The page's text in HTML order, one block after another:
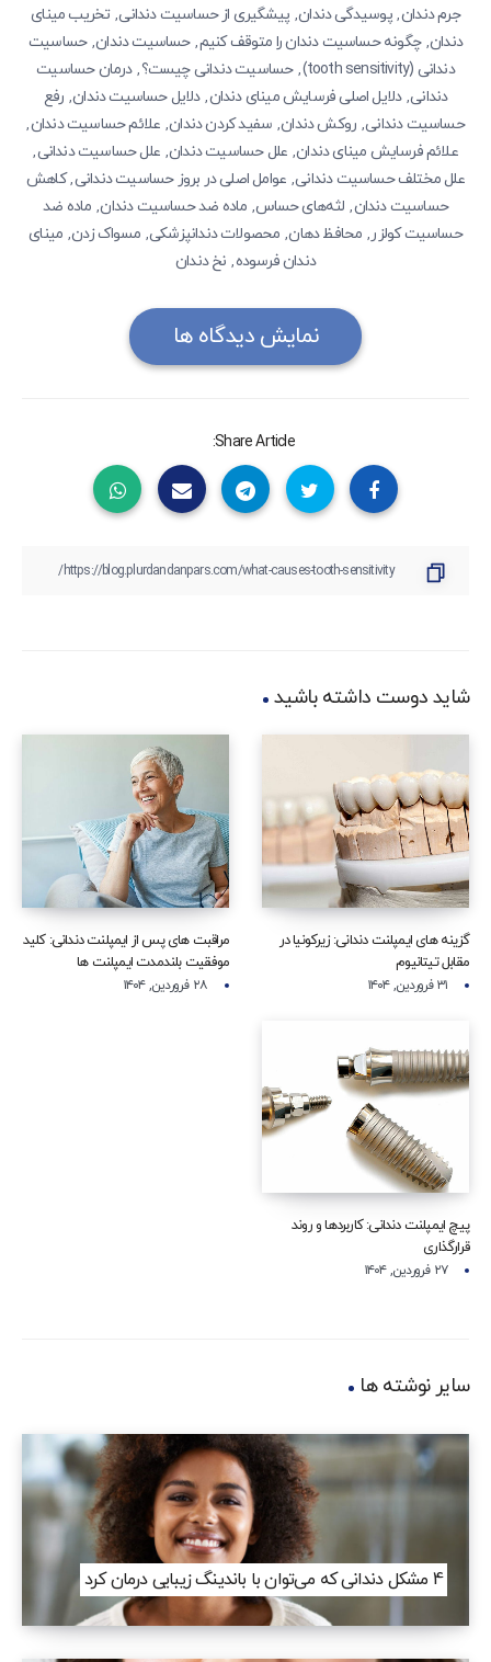
جرم دندان,پوسیدگی‌ دندان, پیشگیری از حساسیت دندانی,تخریب مینای
دندان,چگونه حساسیت دندان را متوقف کنیم,حساسیت دندان,حساسیت
دندانی (tooth sensitivity)
,حساسیت دندانی چیست؟,درمان حساسیت
دندانی,دلایل اصلی فرسایش مینای دندان,دلایل حساسیت دندان, رفع
حساسیت دندانی, روکش دندان, سفید کردن دندان, علائم حساسیت دندان,
علائم فرسایش مینای دندان, علل حساسیت دندان, علل حساسیت دندانی,
علل مختلف حساسیت دندانی, عوامل اصلی در بروز حساسیت دندانی,کاهش
حساسیت دندان, لثه‌های حساس, ماده ضد حساسیت دندان, ماده ضد
حساسیت کولزر, محافظ دهان, محصولات دندانپزشکی, مسواک زدن, مینای
دندان فرسوده, نخ دندان
نمایش دیدگاه ها
Share Article:
شاید دوست داشته باشید
گزینه‌ های ایمپلنت دندانی: زیرکونیا در
مقابل تیتانیوم
۳۱ فروردین, ۱۴۰۴
مراقبت‌ های پس از ایمپلنت دندانی: کلید
موفقیت بلندمدت ایمپلنت‌ ها
۲۸ فروردین, ۱۴۰۴
پیچ ایمپلنت دندانی: کاربردها و روند
قرارگذاری
۲۷ فروردین, ۱۴۰۴
سایر نوشته ها
4 مشکل دندانی که می‌توان با باندینگ زیبایی درمان کرد